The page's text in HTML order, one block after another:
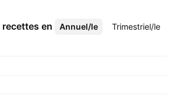
en
Annuel/le Trimestriel/le
Plus